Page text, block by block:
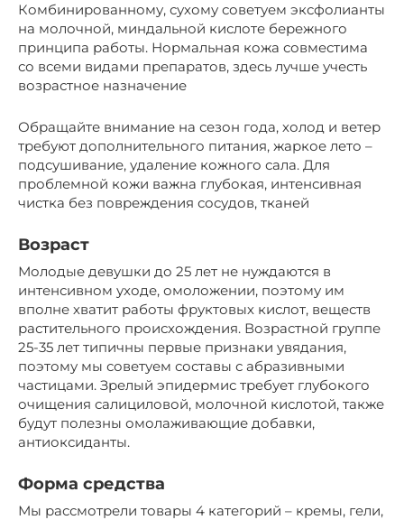
Комбинированному, сухому советуем эксфолианты
на молочной, миндальной кислоте бережного
принципа работы. Нормальная кожа совместима
со всеми видами препаратов, здесь лучше учесть
возрастное назначение
Обращайте внимание на сезон года, холод и ветер
требуют дополнительного питания, жаркое лето –
подсушивание, удаление кожного сала. Для
проблемной кожи важна глубокая, интенсивная
чистка без повреждения сосудов, тканей
Возраст
Молодые девушки до 25 лет не нуждаются в
интенсивном уходе, омоложении, поэтому им
вполне хватит работы фруктовых кислот, веществ
растительного происхождения. Возрастной группе
25-35 лет типичны первые признаки увядания,
поэтому мы советуем составы с абразивными
частицами. Зрелый эпидермис требует глубокого
очищения салициловой, молочной кислотой, также
будут полезны омолаживающие добавки,
антиоксиданты.
Форма средства
Мы рассмотрели товары 4 категорий – кремы, гели,